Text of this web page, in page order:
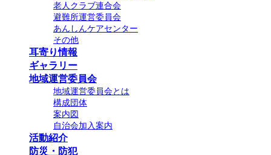
老人クラブ連合会
避難所運営委員会
あんしんケアセンター
その他
耳寄り情報
ギャラリー
地域運営委員会
地域運営委員会とは
構成団体
案内図
自治会加入案内
活動紹介
防災・防犯